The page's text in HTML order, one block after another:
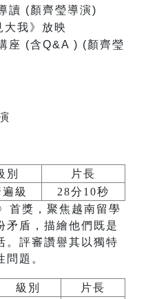
讀 (顏齊瑩導演)
我》放映
座 (含Q&A ) (顏齊瑩
別
片長
級
28分10秒
首獎，聚焦越南留學
矛盾，描繪他們既是
。評審讚譽其以獨特
題。
級別
片長